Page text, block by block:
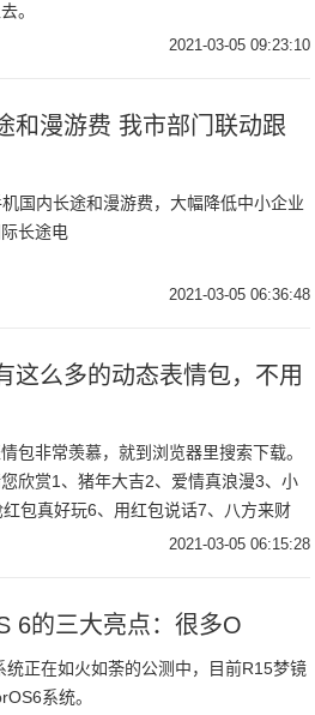
。
2021-03-05 09:23:10
和漫游费 我市部门联动跟
国内长途和漫游费，大幅降低中小企业
长途电
2021-03-05 06:36:48
这么多的动态表情包，不用
包非常羡慕，就到浏览器里搜索下载。
欣赏1、猪年大吉2、爱情真浪漫3、小
包真好玩6、用红包说话7、八方来财
2021-03-05 06:15:28
6的三大亮点：很多O
正在如火如荼的公测中，目前R15梦镜
系统。